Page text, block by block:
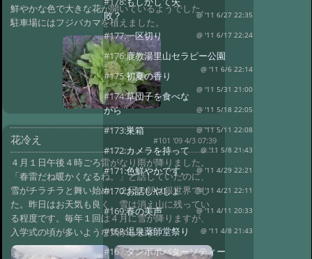
鮮やかな色で大きな花が開いているようでした。
駐車場にはフジバカマを植えました。
花冷え #101 '09 4/3 07:39
４月１日午後４時ごろ雷がなり雨が降りました。
「春雷だね暖かくなるね。」と話していたのに、
雪がチラチラと舞い始め、２日の朝は銀世界でし
た。昨日はお天気も良く、雪は消え山に残ってい
る程度です。毎年１回は４月に雪が降りますが、
入学式の頃が多いような気がします。
敗？
@ '11 6/27 22:35
#177:一区切り @ '11 6/17 22:24
#176:鹿教湯里山セラピー公園
@ '11 6/6 22:14
#175:初夏の香り
@ '11 5/31 21:00
#174:草団子を食べな
がら
@ '11 5/18 22:05
#173:巣箱 @ '11 5/11 22:08
#172:カメラを持って @ '11 5/8 21:43
#171:色鮮やかです。 @ '11 4/29 22:21
#170:お話しやしょ @ '11 4/21 22:11
#169:春の美声 @ '11 4/11 20:33
#168:温泉薬師堂祭り @ '11 4/8 21:43
#167:タンポポバターソティー